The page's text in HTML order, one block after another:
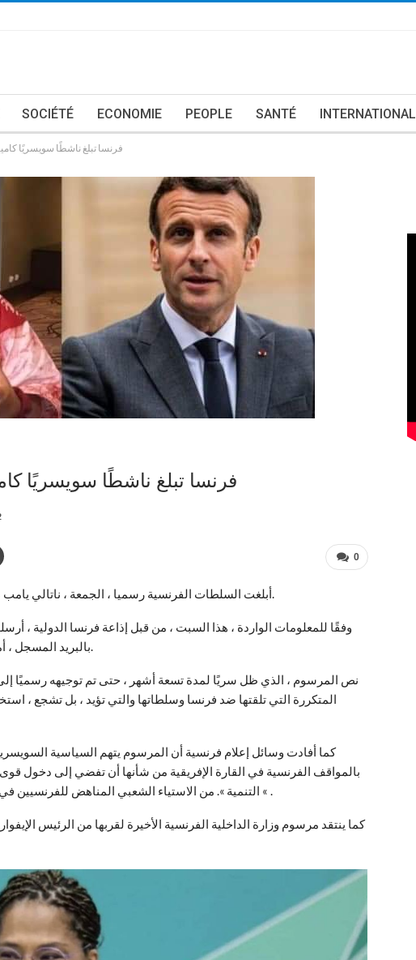
SOCIÉTÉ ECONOMIE PEOPLE SANTÉ INTERNATIONAL
0
أبلغت السلطات الفرنسية رسميا ، الجمعة ، ناتالي يامب منعها من الإقامة والدخول إلى الأراضي الفرنسية.
بالبريد المسجل ، أمرًا رسميًا من وزير الداخلية بتاريخ 12 يناير 2022.
المتكررة التي تلقتها ضد فرنسا وسلطاتها والتي تؤيد ، بل تشجع ،
بالمواقف الفرنسية في القارة الإفريقية من شأنها أن تفضي إلى دخول قوى
التنمية ». من الاستياء الشعبي المناهض للفرنسيين في إفريقيا ، وكذلك بين الشتات الأفريقي في فرنسا « .